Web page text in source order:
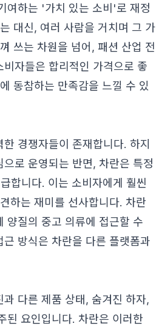
여하는 '가치 있는 소비'로 재정
대신, 여러 사람을 거치며 그 가
쓰는 차원을 넘어, 패션 산업 전
자들은 합리적인 가격으로 좋
동참하는 만족감을 느낄 수 있
경쟁자들이 존재합니다. 하지
로 운영되는 반면, 차란은 특정
합니다. 이는 소비자에게 훨씬
하는 재미를 선사합니다. 차란
양질의 중고 의류에 접근할 수
방식은 차란을 다른 플랫폼과
다른 제품 상태, 숨겨진 하자,
된 요인입니다. 차란은 이러한